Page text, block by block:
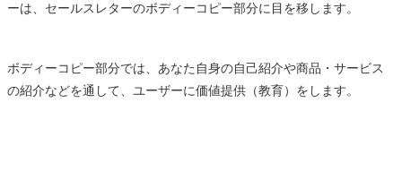
ーは、セールスレターのボディーコピー部分に目を移します。
ボディーコピー部分では、あなた自身の自己紹介や商品・サービス
の紹介などを通して、ユーザーに価値提供（教育）をします。